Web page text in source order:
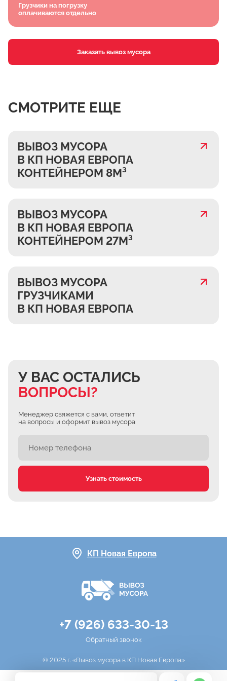
Грузчики на погрузку
оплачиваются отдельно
Заказать вывоз мусора
СМОТРИТЕ ЕЩЕ
ВЫВОЗ МУСОРА
В КП НОВАЯ ЕВРОПА
КОНТЕЙНЕРОМ 8М³
ВЫВОЗ МУСОРА
В КП НОВАЯ ЕВРОПА
КОНТЕЙНЕРОМ 27М³
ВЫВОЗ МУСОРА
ГРУЗЧИКАМИ
В КП НОВАЯ ЕВРОПА
У ВАС ОСТАЛИСЬ
ВОПРОСЫ?
Менеджер свяжется с вами, ответит
на вопросы и оформит вывоз мусора
Узнать стоимость
КП Новая Европа
+7 (926) 633-30-13
Обратный звонок
© 2025 г. «Вывоз мусора в КП Новая Европа»